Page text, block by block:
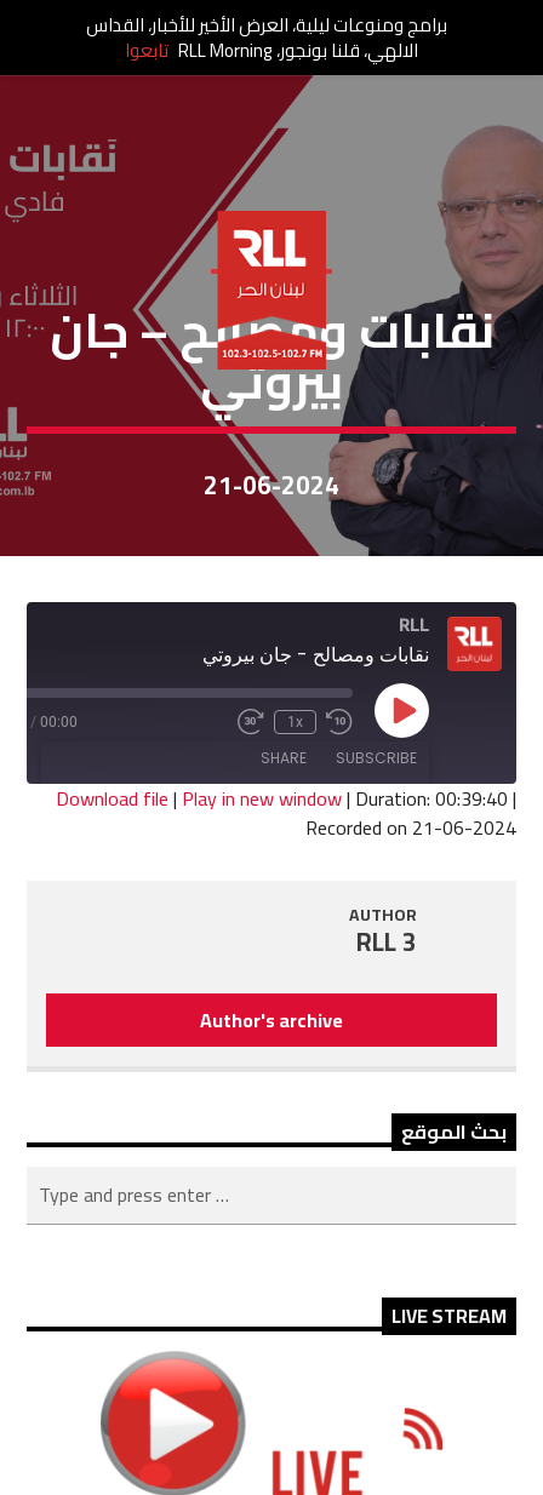
نقابات ومصالح
نقابات ومصالح – جان
بيروتي
21-06-2024
RLL
نقابات ومصالح - جان بيروتي
Play
Episode
Rewind
10
Seconds
1x
Fast
seconds
00:00
/
SUBSCRIBE
SHARE
SHARE
Download file| Play in new window| Duration: 00:39:40|
Recorded on 21-06-2024
AUTHOR
RLL 3
Author's archive
بحث الموقع
LIVE STREAM
برامج ومنوعات ليلية، العرض الأخير للأخبار، القداس
الالهي، قلنا بونجور، RLL Morning تابعوا